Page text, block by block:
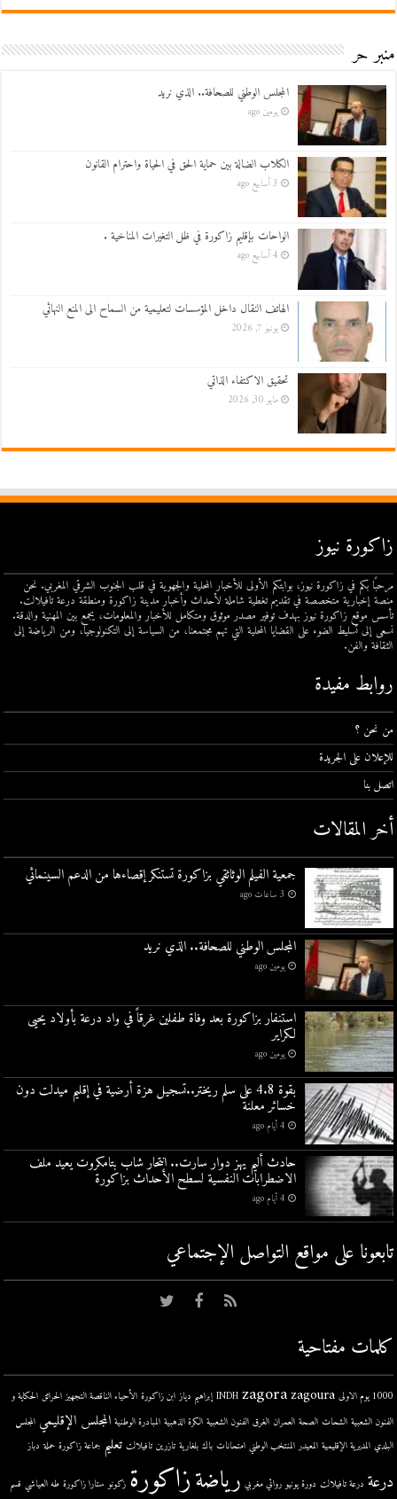
منبر حر
المجلس الوطني للصحافة.. الذي نريد
يومين ago
الكلاب الضالة بين حماية الحق في الحياة واحترام القانون
3 أسابيع ago
الواحات بإقليم زاكورة في ظل التغيرات المناخية .
4 أسابيع ago
الهاتف النقال داخل المؤسسات لتعليمية من السماح الى المنع النهائي
يونيو 7, 2026
تحقيق الاكتفاء الذاتي
مايو 30, 2026
زاكورة نيوز
مرحبًا بكم في زاكورة نيوز، بوابتكم الأولى للأخبار المحلية والجهوية في قلب الجنوب الشرقي المغربي. نحن
منصة إخبارية متخصصة في تقديم تغطية شاملة لأحداث وأخبار مدينة زاكورة ومنطقة درعة تافيلالت.
تأسس موقع زاكورة نيوز بهدف توفير مصدر موثوق ومتكامل للأخبار والمعلومات، يجمع بين المهنية والدقة.
نسعى إلى تسليط الضوء على القضايا المحلية التي تهم مجتمعنا، من السياسة إلى التكنولوجيا، ومن الرياضة إلى
الثقافة والفن.
روابط مفيدة
من نحن ؟
للإعلان على الجريدة
اتصل بنا
أخر المقالات
جمعية الفيلم الوثائقي بزاكورة تستنكر إقصاءها من الدعم السينمائي
3 ساعات ago
المجلس الوطني للصحافة.. الذي نريد
يومين ago
استنفار بزاكورة بعد وفاة طفلين غرقاً في واد درعة بأولاد يحيى
لكراير
يومين ago
بقوة 4.8 على سلم ريختر..تسجيل هزة أرضية في إقليم ميدلت دون
خسائر معلنة
4 أيام ago
حادث أليم يهز دوار سارت.. انتحار شاب بتامكروت يعيد ملف
الاضطرابات النفسية لسطح الأحداث بزاكورة
4 أيام ago
تابعونا على مواقع التواصل اﻹجتماعي
كلمات مفتاحية
1000 يوم الاولى INDH zagora zagoura إبراهيم دياز ابن زاكورة الأحياء الناقصة التجهيز الحرائق الحكاية و
الفنون الشعبية الشحات الصحة العمران الغرق الفنون الشعبية الكرة الذهبية المبادرة الوطنية المجلس الإقليمي المجلس
البلدي المديرية الإقليمية المعيدر المنتخب الوطني امتحانات باك بلغارية تازرين تافيلالت تعليم جماعة زاكورة حملة دباز
درعة درعة تافيلالت دورة يونيو روائي مغربي رياضةزاكورة زكونو ستارا زاكورة طه العياشي قسم